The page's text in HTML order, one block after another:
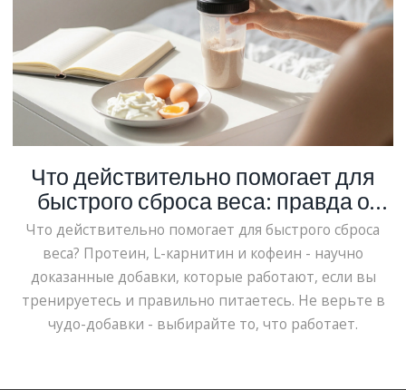
Что действительно помогает для
быстрого сброса веса: правда о
спортивном питании
Что действительно помогает для быстрого сброса
веса? Протеин, L-карнитин и кофеин - научно
доказанные добавки, которые работают, если вы
тренируетесь и правильно питаетесь. Не верьте в
чудо-добавки - выбирайте то, что работает.